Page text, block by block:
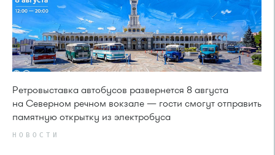
Ретровыставка автобусов развернется 8 августа
на Северном речном вокзале — гости смогут отправить
памятную открытку из электробуса
НОВОСТИ